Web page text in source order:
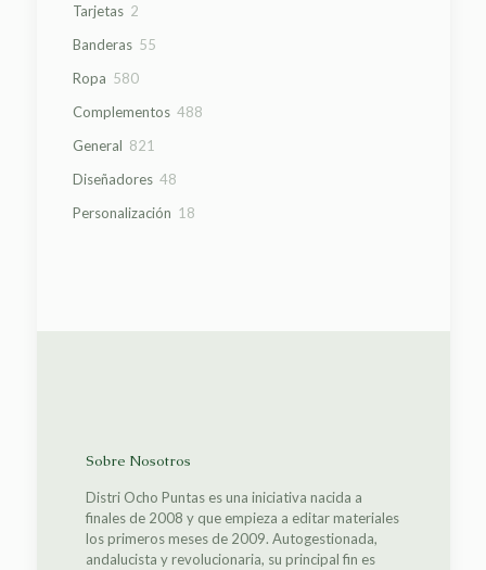
Tarjetas 22
Banderas 5555
Ropa 580580
Complementos 488488
General 821
Diseñadores 4848
Personalización 1818
Sobre Nosotros
Distri Ocho Puntas es una iniciativa nacida a
finales de 2008 y que empieza a editar materiales
los primeros meses de 2009. Autogestionada,
andalucista y revolucionaria, su principal fin es